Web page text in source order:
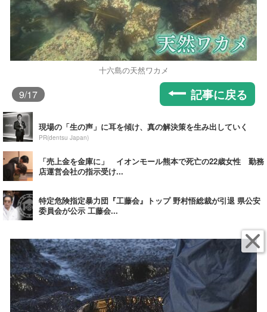
十六島の天然ワカメ
9/17 記事に戻る
現場の「生の声」に耳を傾け、真の解決策を生み出していく
PR(dentsu Japan)
「売上金を金庫に」 イオンモール熊本で死亡の22歳女性 勤務
店運営会社の指示受け...
特定危険指定暴力団『工藤会』トップ 野村悟総裁が引退 県公安
委員会が公示 工藤会...